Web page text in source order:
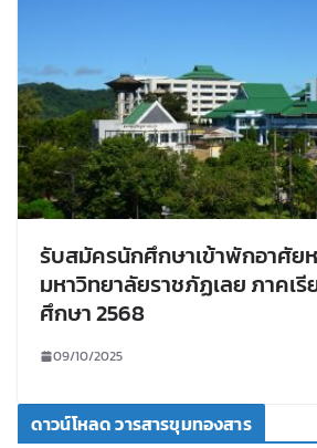
รับสมัครนักศึกษาเข้าพักอาศัย
มหาวิทยาลัยราชภัฏเลย ภาคเรี
ศึกษา 2568
09/10/2025
ดาวน์โหลด วารสารขุมทองสาร